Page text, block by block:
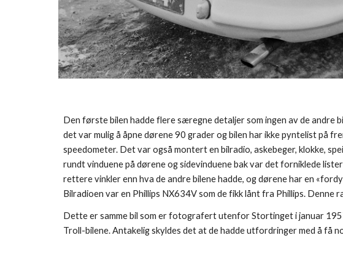
Den første bilen hadde flere særegne detaljer som ingen av de andre
det var mulig å åpne dørene 90 grader og bilen har ikke pyntelist
speedometer. Det var også montert en bilradio, askebeger, klokke,
rundt vinduene på dørene og sidevinduene bak var det forniklede
rettere vinkler enn hva de andre bilene hadde, og dørene har en
Bilradioen var en Phillips NX634V som de fikk lånt fra Phillips. Denne
Dette er samme bil som er fotografert utenfor Stortinget i januar
Troll-bilene. Antakelig skyldes det at de hadde utfordringer med å få